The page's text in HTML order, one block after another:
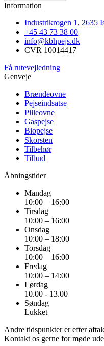
Information
Industrikrogen 1, 2635
+45 43 73 38 00
info@kbhpejs.dk
CVR 10014417
Få rutevejledning
Genveje
Brændeovne
Pejseindsatse
Pilleovne
Gaspejse
Biopejse
Skorsten
Tilbehør
Tilbud
Åbningstider
Mandag
10:00 – 16:00
Tirsdag
10:00 – 16:00
Onsdag
10:00 – 18:00
Torsdag
10:00 – 16:00
Fredag
10:00 – 14:00
Lørdag
10.00 - 13.00
Søndag
Lukket
Andre tidspunkter er efter
Kontakt os gerne for møde